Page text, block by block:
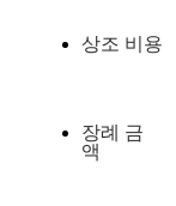
상조 비용
장례 금
액